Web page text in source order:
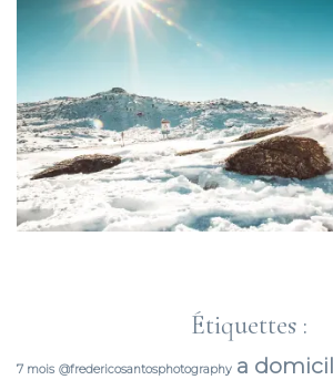
Étiquettes :
7 mois @fredericosantosphotography a